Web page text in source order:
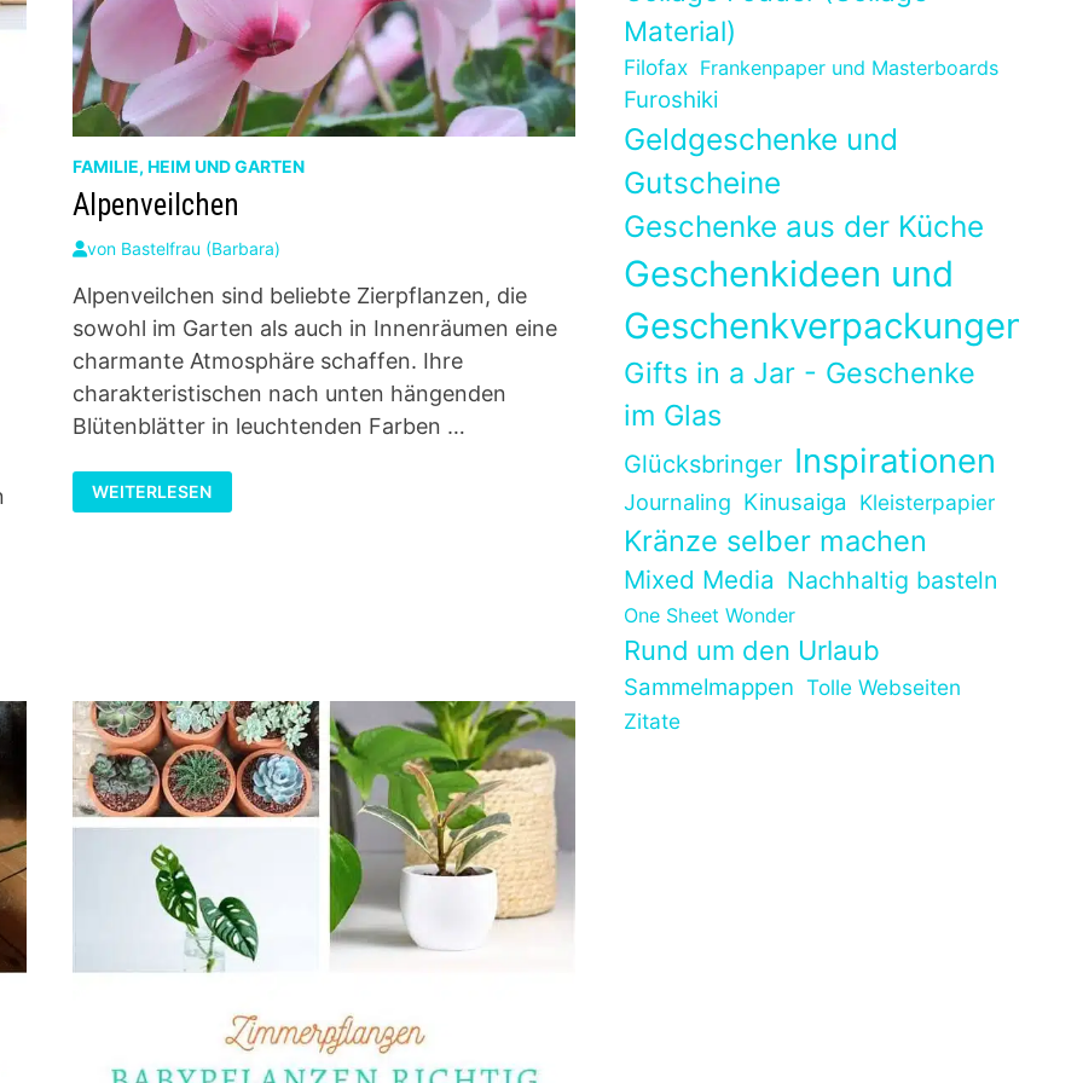
FAMILIE, HEIM UND GARTEN
Alpenveilchen
von Bastelfrau (Barbara)
Alpenveilchen sind beliebte Zierpflanzen, die
sowohl im Garten als auch in Innenräumen eine
charmante Atmosphäre schaffen. Ihre
charakteristischen nach unten hängenden
Blütenblätter in leuchtenden Farben …
ALPENVEILCHEN
WEITERLESEN
Material)
Filofax Frankenpaper und Masterboards
Furoshiki
Geldgeschenke und
Gutscheine
Geschenke aus der Küche
Geschenkideen und
Geschenkverpackungen
Gifts in a Jar - Geschenke
im Glas
Glücksbringer Inspirationen
Journaling Kinusaiga Kleisterpapier
Kränze selber machen
Mixed Media Nachhaltig basteln
One Sheet Wonder
Rund um den Urlaub
Sammelmappen Tolle Webseiten
Zitate